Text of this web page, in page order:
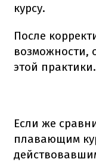
курсу.
После
возможности,
этой практики.
Если же
плавающим